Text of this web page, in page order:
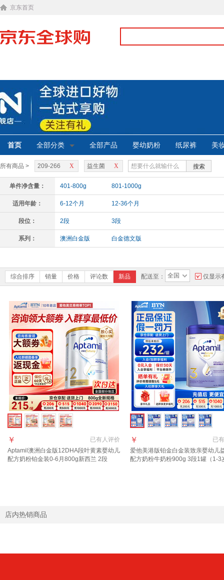
京东首页
首页 全部分类 全部产品 婴幼奶粉 纸尿裤 美
所有商品 > X
209-266 X
益生菌 搜索
单件净含量： 401-800g 801-1000g
适用年龄： 6-12个月 12-36个月
段位： 2段 3段
系列： 澳洲白金版 白金德文版
综合排序 销量 价格 评论数 新品 配送至： 全国 仅显示
已有人评价
￥
Aptamil澳洲白金版12DHA段叶黄素婴幼儿
配方奶粉铂金装0-6月800g新西兰 2段
已有
￥
爱他美港版铂金白金装致亲婴幼儿
配方奶粉牛奶粉900g 3段1罐（1-3
店内热销商品